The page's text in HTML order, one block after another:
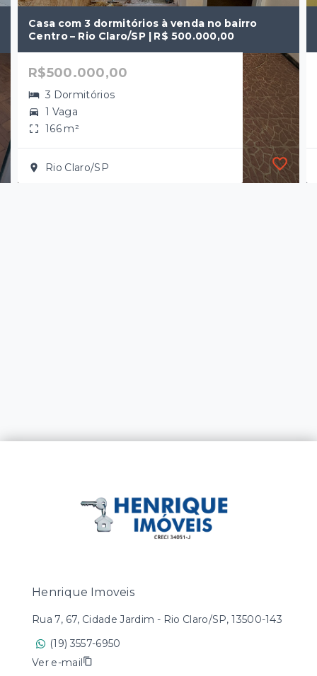
Casa com 3 dormitórios à venda no bairro
Centro – Rio Claro/SP | R$ 500.000,00
R$500.000,00
3 Dormitórios
1 Vaga
166 m²
Rio Claro/SP
Henrique Imoveis
Rua 7, 67, Cidade Jardim - Rio Claro/SP, 13500-143
(19) 3557-6950
Ver e-mail